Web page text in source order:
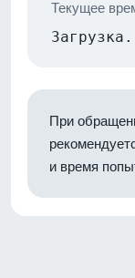
Текущее
При
и время